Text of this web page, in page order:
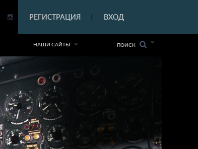
РЕГИСТРАЦИЯ ВХОД
НАШИ САЙТЫ ПОИСК